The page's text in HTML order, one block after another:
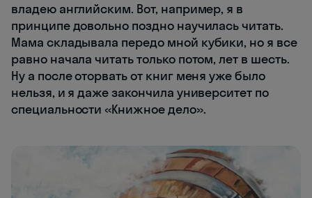
владею английским. Вот, например, я в
принципе довольно поздно научилась читать.
Мама складывала передо мной кубики, но я все
равно начала читать только потом, лет в шесть.
Ну а после оторвать от книг меня уже было
нельзя, и я даже закончила университет по
специальности «Книжное дело».